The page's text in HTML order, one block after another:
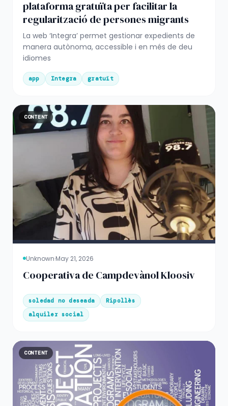
plataforma gratuïta per facilitar la
regularització de persones migrants
La web ‘Integra’ permet gestionar expedients de
manera autònoma, accessible i en més de deu
idiomes
app Integra gratuït
CONTENT
Unknown·May 21, 2026
Cooperativa de Campdevànol Kloosiv
soledad no deseada
Ripollès
alquiler social
CONTENT